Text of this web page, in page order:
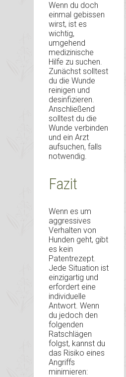
Wenn du doch
einmal gebissen
wirst, ist es
wichtig,
umgehend
medizinische
Hilfe zu suchen.
Zunächst solltest
du die Wunde
reinigen und
desinfizieren.
Anschließend
solltest du die
Wunde verbinden
und ein Arzt
aufsuchen, falls
notwendig.
Fazit
Wenn es um
aggressives
Verhalten von
Hunden geht, gibt
es kein
Patentrezept.
Jede Situation ist
einzigartig und
erfordert eine
individuelle
Antwort. Wenn
du jedoch den
folgenden
Ratschlägen
folgst, kannst du
das Risiko eines
Angriffs
minimieren: